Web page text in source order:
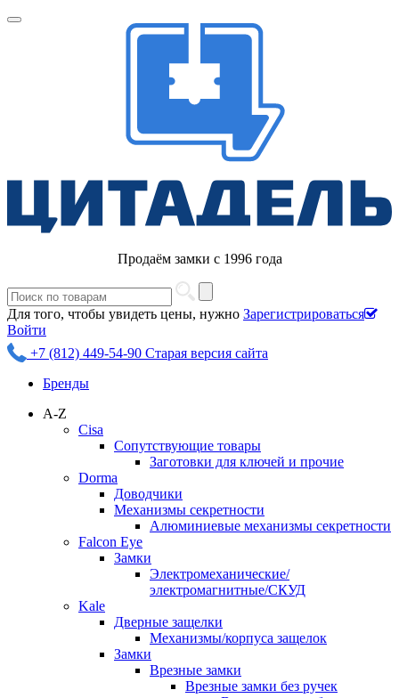
Продаём замки с 1996 года
Для того, чтобы увидеть цены, нужно Зарегистрироваться
Войти
+7 (812) 449-54-90 Старая версия сайта
Бренды
A-Z
Cisa
Сопутствующие товары
Заготовки для ключей и прочие
Dorma
Доводчики
Механизмы секретности
Алюминиевые механизмы секретности
Falcon Eye
Замки
Электромеханические/
электромагнитные/СКУД
Kale
Дверные защелки
Механизмы/корпуса защелок
Замки
Врезные замки
Врезные замки без ручек